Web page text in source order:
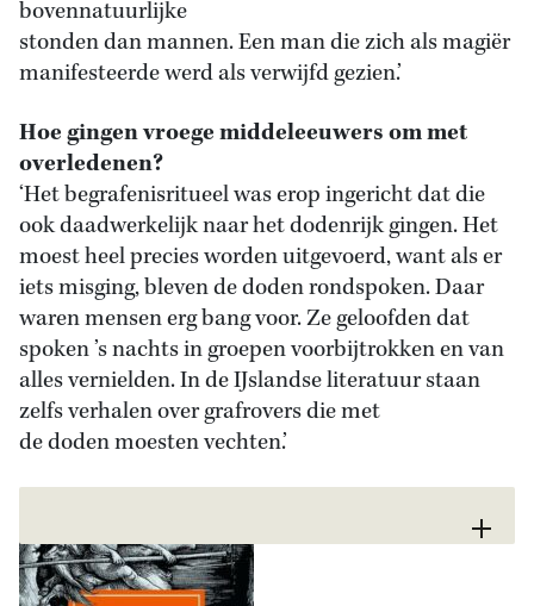
bovennatuurlijke
stonden dan mannen. Een man die zich als magiër
manifesteerde werd als verwijfd gezien.’
Hoe gingen vroege middeleeuwers om met
overledenen?
‘Het begrafenisritueel was erop ingericht dat die
ook daadwerkelijk naar het dodenrijk gingen. Het
moest heel precies worden uitgevoerd, want als er
iets misging, bleven de doden rondspoken. Daar
waren mensen erg bang voor. Ze geloofden dat
spoken ’s nachts in groepen voorbijtrokken en van
alles vernielden. In de IJslandse literatuur staan
zelfs verhalen over grafrovers die met
de doden moesten vechten.’